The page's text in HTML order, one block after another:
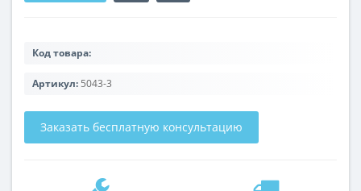
Код товара:
Артикул: 5043-3
Заказать бесплатную консультацию